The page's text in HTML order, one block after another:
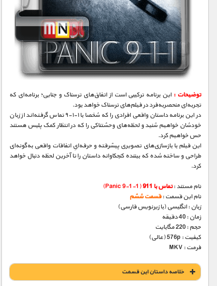
ماورایی
مسابقات / ورزشی
مستند های اختصاصی
توضیحات : این برنامه ترکیبی است از اتفاق‌های ترسناک و جنایی؛ برنامه‌ای که
تجربه‌ای منحصر‌به‌فرد در فیلم‌های ترسناک خواهد بود.
در این برنامه داستان واقعی افرادی را که شخصا با ۱-۱-۹ تماس گرفته‌اند از زبان
خودشان خواهیم شنید و لحظه‌های وحشتناکی را که در انتظار کمک پلیس هستند
حس خواهیم کرد.
این فیلم با بازسازی‌های تصویری پیشرفته و حرفه‌ایِ اتفاقات واقعی به‌گونه‌ای
طراحی و ساخته شده که بیننده کنجکاوانه داستان را تا آخرین لحظه دنبال خواهد
کرد.
نام مستند :تماس با 911
(Panic 9-1-1)
نام این قسمت :قسمت ششم
زبان : انگلیسی (با زیرنویس فارسی)
زمان : 40 دقیقه
حجم : 220 مگابایت
کیفیت : 576p (عالی)
فرمت : MKV
خلاصه داستان این قسمت